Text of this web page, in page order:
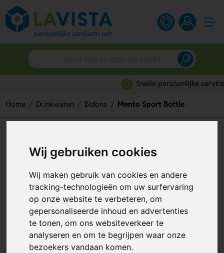
Wij gebruiken cookies
Wij maken gebruik van cookies en andere
tracking-technologieën om uw surfervaring
op onze website te verbeteren, om
gepersonaliseerde inhoud en advertenties
te tonen, om ons websiteverkeer te
analyseren en om te begrijpen waar onze
bezoekers vandaan komen.
Snelle persoonlijke service
Home Drinkwaren Bidons Mento Sport Bottle
Artikelnummer:133383